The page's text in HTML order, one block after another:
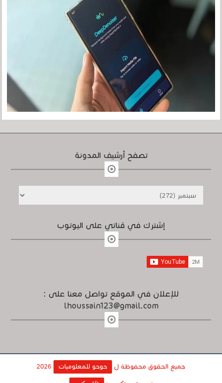
تصفح أرشيف المدونة
إشترك في قناتي على اليوتوب
للإعلان في الموقع تواصل معنا على :
lhoussain123@gmail.com
جميع الحقوق محفوظة ل حوحو للمعلوميات